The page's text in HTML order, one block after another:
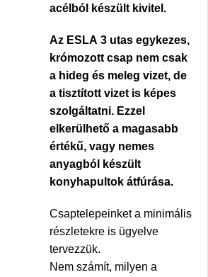
acélból készült kivitel.
Az ESLA 3 utas egykezes,
krómozott csap nem csak
a hideg és meleg vizet, de
a tisztított vizet is képes
szolgáltatni. Ezzel
elkerülhető a magasabb
értékű, vagy nemes
anyagból készült
konyhapultok átfúrása.
Csaptelepeinket a minimális
részletekre is ügyelve
tervezzük.
Nem számít, milyen a